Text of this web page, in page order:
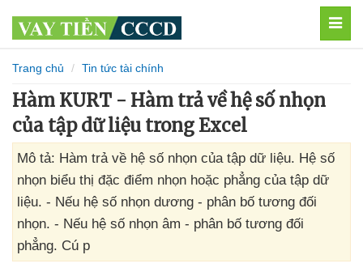
Trang chủ Tin tức tài chính
Hàm KURT - Hàm trả về hệ số nhọn
của tập dữ liệu trong Excel
Mô tả: Hàm trả về hệ số nhọn của tập dữ liệu. Hệ số
nhọn biểu thị đặc điểm nhọn hoặc phẳng của tập dữ
liệu. - Nếu hệ số nhọn dương - phân bố tương đối
nhọn. - Nếu hệ số nhọn âm - phân bố tương đối
phẳng. Cú p